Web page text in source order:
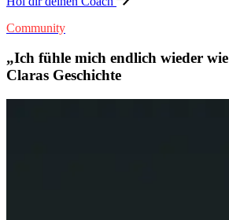
Community
„Ich fühle mich endlich wieder
Claras Geschichte